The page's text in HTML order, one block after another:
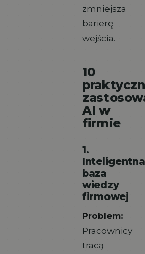
zmniejsza
barierę
wejścia.
10
AI w
firmie
1.
Inteligentna
baza
wiedzy
firmowej
Problem:
Pracownicy
tracą